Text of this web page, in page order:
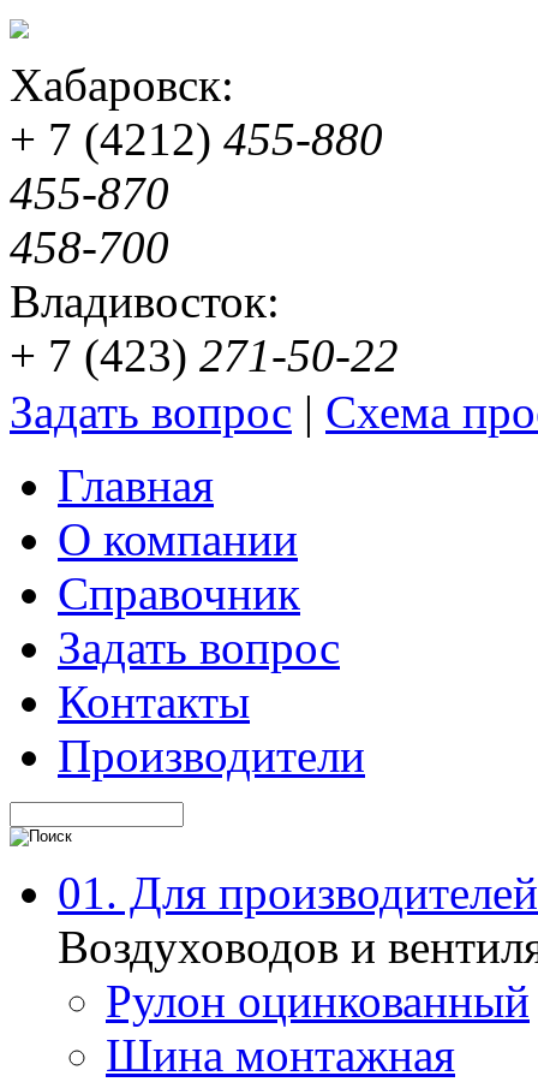
Хабаровск:
+ 7 (4212) 455-880
455-870
458-700
Владивосток:
+ 7 (423) 271-50-22
Задать вопрос | Схема
Главная
О компании
Справочник
Задать вопрос
Контакты
Производители
01. Для производителей
Воздуховодов и
Рулон оцинкованный
Шина монтажная